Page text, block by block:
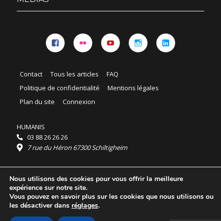
Contact Tous les articles
FAQ
Politique de confidentialité
Mentions légales
Plan du site
Connexion
HUMANIS
03 88 26 26 26
7 rue du Héron 67300 Schiltigheim
Horaires :
HUMANIS : du lundi au vendredi 9h - 18h
Ordidocaz : du lundi au vendredi 8h - 19h
© 2025 HUMANIS, tous droits réservés.
Licence Creative Commons Attribution 4.0
Nous utilisons des cookies pour vous offrir la meilleure
expérience sur notre site.
Vous pouvez en savoir plus sur les cookies que nous utilisons ou
les désactiver dans réglages.